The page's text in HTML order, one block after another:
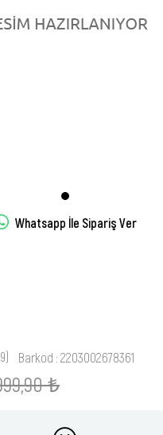
Whatsapp İle Sipariş Ver
Barkod : 2203002678361
₺